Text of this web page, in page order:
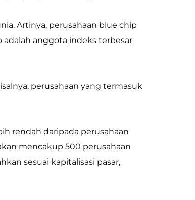
Artinya, perusahaan blue chip
adalah anggota indeks terbesar
perusahaan yang termasuk
rendah daripada perusahaan
mencakup 500 perusahaan
sesuai kapitalisasi pasar,